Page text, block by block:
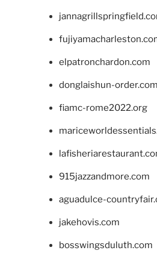
elpatronchardon.com
donglaishun-order.com
fiamc-rome2022.org
915jazzandmore.com
aguadulce-
jakehovis.com
bosswingsduluth.com